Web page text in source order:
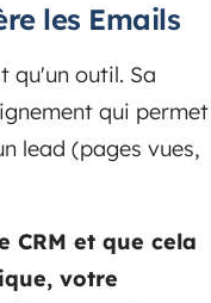
les Emails
qu'un outil. Sa
qui permet
lead (pages vues,
CRM et que cela
votre